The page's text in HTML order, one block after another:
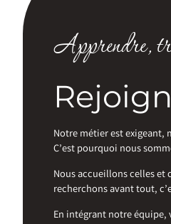
Apprendre,
Notre métier est exigeant,
C’est pourquoi nous
Nous accueillons celles et
recherchons avant tout,
En intégrant notre équipe,